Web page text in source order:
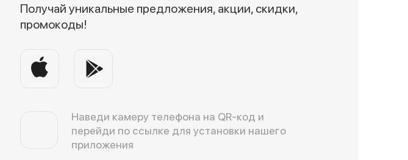
Получай уникальные предложения, акции, скидки,
промокоды!
Наведи камеру телефона на QR-код и
перейди по ссылке для установки нашего
приложения